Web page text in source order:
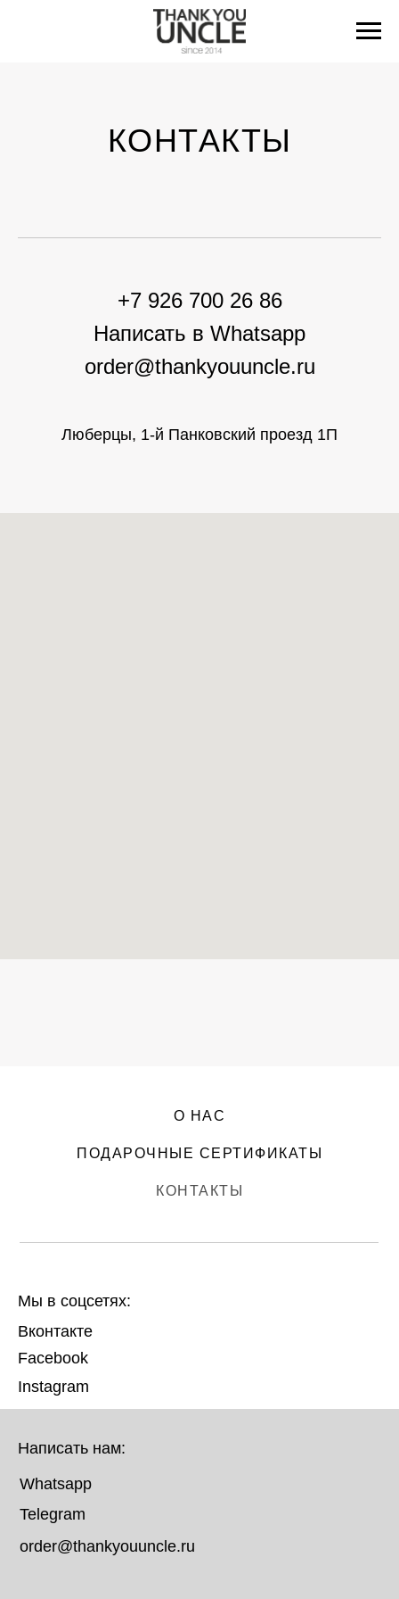
КОНТАКТЫ
+7 926 700 26 86
Написать в Whatsapp
order@thankyouuncle.ru
Люберцы, 1-й Панковский проезд 1П
О НАС
ПОДАРОЧНЫЕ СЕРТИФИКАТЫ
КОНТАКТЫ
Мы в соцсетях:
Вконтакте
Facebook
Instagram
Написать нам:
Whatsapp
Telegram
order@thankyouuncle.ru